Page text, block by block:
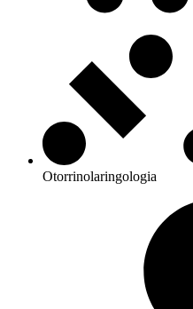
Otorrinolaringologia